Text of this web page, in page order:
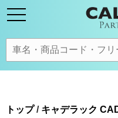
トップ/ キャデラック